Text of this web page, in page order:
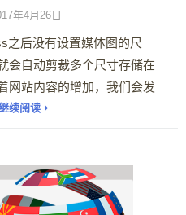
年4月26日
之后没有设置媒体图的尺
会自动剪裁多个尺寸存储在
网站内容的增加，我们会发
续阅读